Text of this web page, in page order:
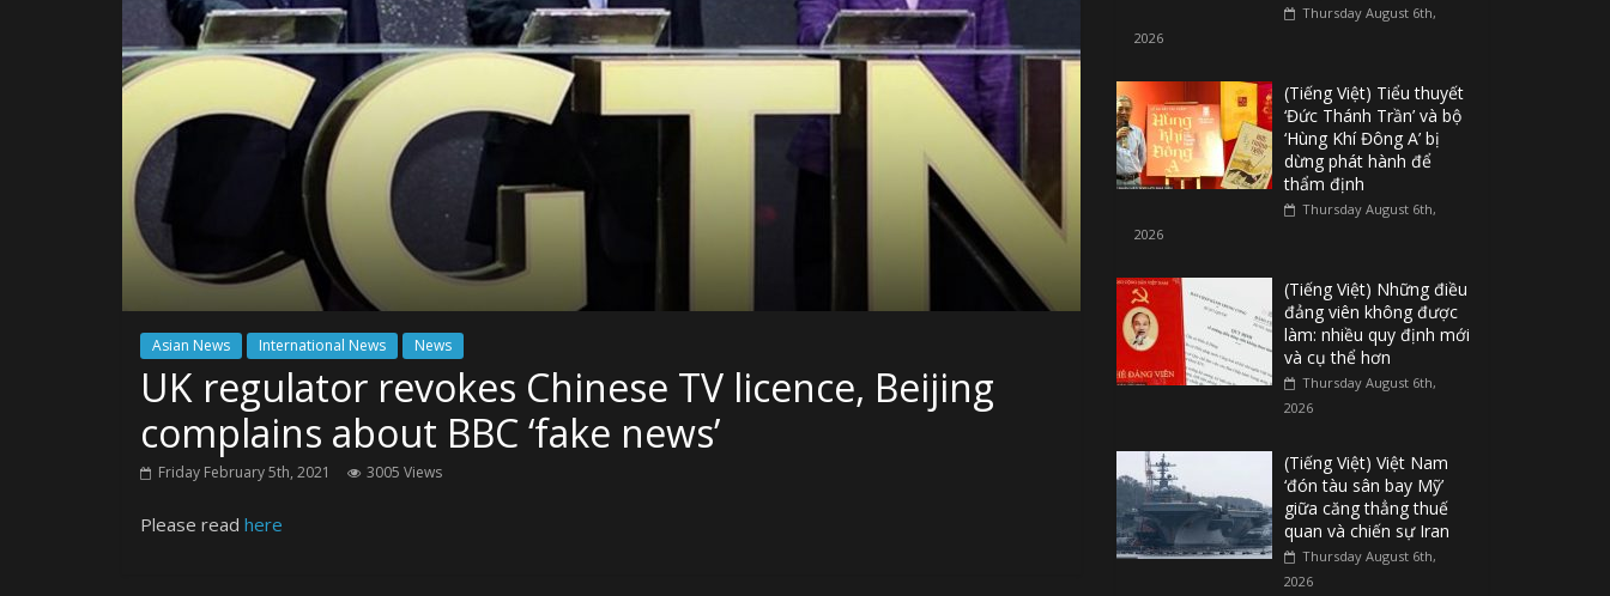
Asian News International News News
UK regulator revokes Chinese TV licence, Beijing
complains about BBC ‘fake news’
Friday February 5th, 2021 3005 Views
Please read here
Thursday August 6th,
2026
(Tiếng Việt) Tiểu thuyết
‘Đức Thánh Trần’ và bộ
‘Hùng Khí Đông A’ bị
dừng phát hành để
thẩm định
Thursday August 6th,
2026
(Tiếng Việt) Những điều
đảng viên không được
làm: nhiều quy định mới
và cụ thể hơn
Thursday August 6th,
2026
(Tiếng Việt) Việt Nam
‘đón tàu sân bay Mỹ’
giữa căng thẳng thuế
quan và chiến sự Iran
Thursday August 6th,
2026